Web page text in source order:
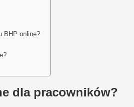
BHP online?
dla pracowników?